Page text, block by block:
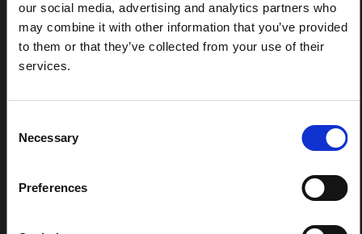
our social media, advertising and analytics partners who
may combine it with other information that you’ve provided
to them or that they’ve collected from your use of their
services.
Selection
Necessary
Preferences
Note contextuelle sur l'épidémie
d'Ebola Bundibugyo en Ituri (2026)
Cette note fournit un contexte sur la province de l'Ituri,
actuellement touchée par une épidémie d'Ebola
l'actualité et les derniers développements de la
2026